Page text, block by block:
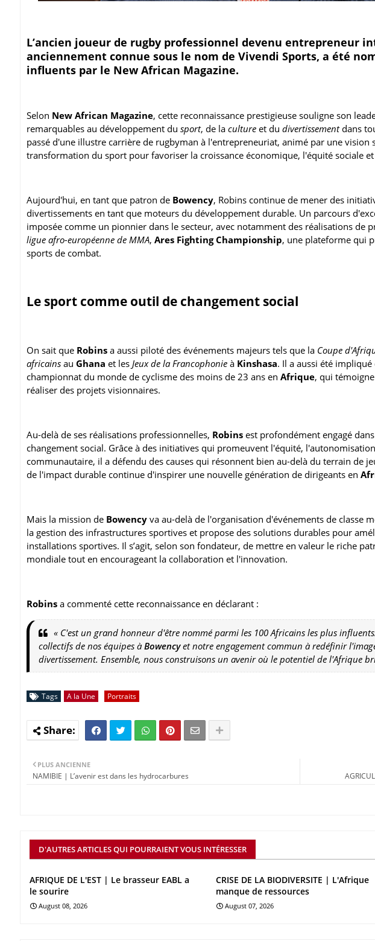
L’ancien joueur de rugby professionnel devenu entrepreneur
anciennement connue sous le nom de Vivendi Sports, a été
influents par le New African Magazine.
Selon New African Magazine, cette reconnaissance prestigieuse souligne son
remarquables au développement du sport, de la culture et du divertissementdans
passé d'une illustre carrière de rugbyman à l'entrepreneuriat, animé par une
transformation du sport pour favoriser la croissance économique, l'équité sociale
Aujourd'hui, en tant que patron de Bowency, Robins continue de mener des
divertissements en tant que moteurs du développement durable. Un parcours
imposée comme un pionnier dans le secteur, avec notamment des réalisations de
ligue afro-européenne de MMA, Ares Fighting Championship, une plateforme qui
sports de combat.
Le sport comme outil de changement social
On sait que Robins a aussi piloté des événements majeurs tels que la Coupe
africains au Ghana et les Jeux de la Francophonie à Kinshasa. Il a aussi été
championnat du monde de cyclisme des moins de 23 ans en Afrique, qui
réaliser des projets visionnaires.
Au-delà de ses réalisations professionnelles, Robins est profondément engagé
changement social. Grâce à des initiatives qui promeuvent l'équité,
communautaire, il a défendu des causes qui résonnent bien au-delà du terrain de
de l'impact durable continue d'inspirer une nouvelle génération de dirigeants en
Mais la mission de Bowency va au-delà de l'organisation d'événements de classe
la gestion des infrastructures sportives et propose des solutions durables pour
installations sportives. Il s’agit, selon son fondateur, de mettre en valeur le riche
mondiale tout en encourageant la collaboration et l'innovation.
Robins a commenté cette reconnaissance en déclarant :
« C'est un grand honneur d'être nommé parmi les 100 Africains les plus
collectifs de nos équipes àBowencyet notre engagement commun à redéfinir
divertissement. Ensemble, nous construisons un avenir où le potentiel de l'Afrique
Tags A la Une Portraits
PLUS ANCIENNE
NAMIBIE | L’avenir est dans les hydrocarbures
D'AUTRES ARTICLES QUI POURRAIENT VOUS INTÉRESSER
AFRIQUE DE L'EST | Le brasseur EABL a
le sourire
August 08, 2026
CRISE DE LA BIODIVERSITE | L'Afrique
manque de ressources
August 07, 2026